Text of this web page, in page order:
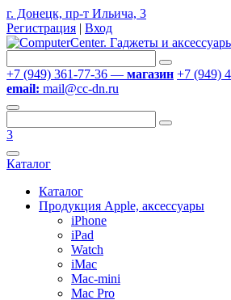
г. Донецк, пр-т Ильича, 3
Регистрация | Вход
+7 (949) 361-77-36 — магазин +7 (949)
email: mail@cc-dn.ru
3
Каталог
Каталог
Продукция Apple, аксессуары
iPhone
iPad
Watch
iMac
Mac-mini
Mac Pro